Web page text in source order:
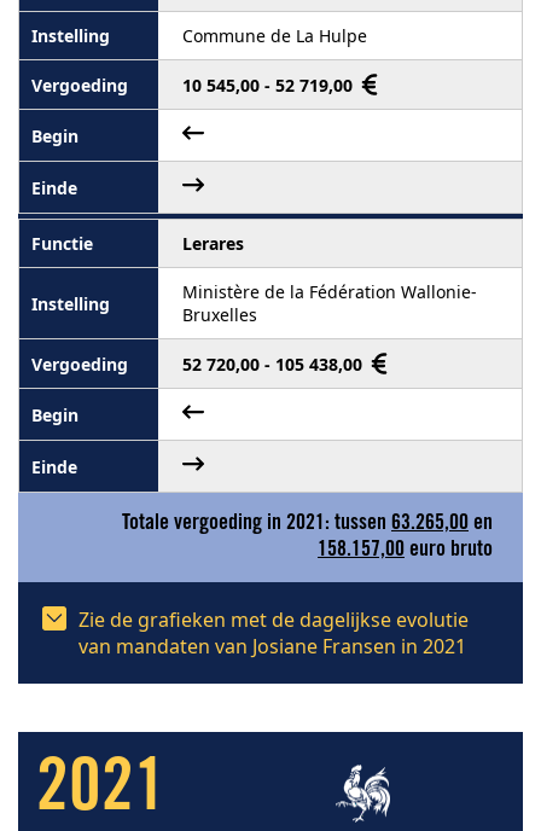
Commune de La Hulpe
10 545,00 - 52 719,00
Lerares
Ministère de la Fédération Wallonie-
Bruxelles
52 720,00 - 105 438,00
Totale vergoeding in 2021: tussen 63.265,00 en
158.157,00 euro bruto
Zie de grafieken met de dagelijkse evolutie
van mandaten van Josiane Fransen in 2021
2021